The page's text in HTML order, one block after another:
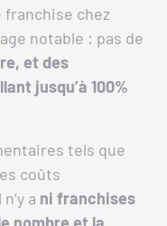
franchise chez
notable : pas de
et des
jusqu’à 100%
tels que
coûts
a ni franchises